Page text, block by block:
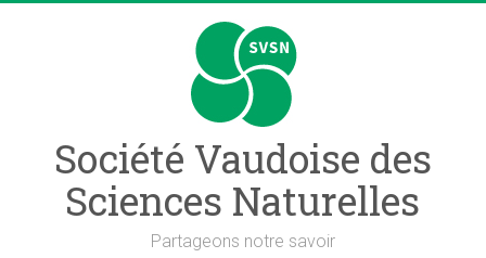
Société Vaudoise des
Sciences Naturelles
Partageons notre savoir